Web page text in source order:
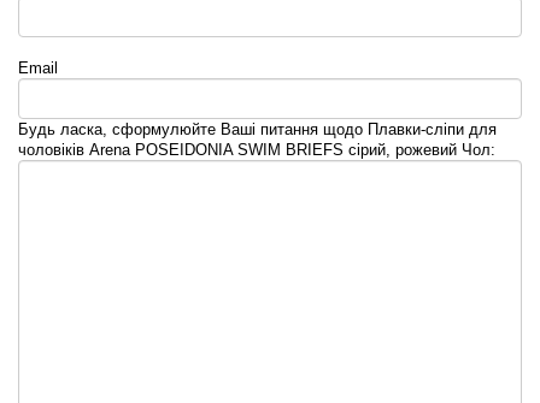
Email
Будь ласка, сформулюйте Ваші питання щодо Плавки-сліпи для
чоловіків Arena POSEIDONIA SWIM BRIEFS сірий, рожевий Чол: